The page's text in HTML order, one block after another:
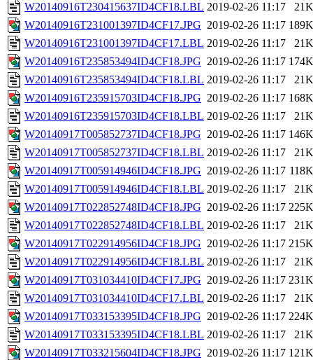
W20140916T230415637ID4CF18.LBL 2019-02-26 11:17
21K
W20140916T231001397ID4CF17.JPG 2019-02-26 11:17 189K
W20140916T231001397ID4CF17.LBL 2019-02-26 11:17
21K
W20140916T235853494ID4CF18.JPG 2019-02-26 11:17 174K
W20140916T235853494ID4CF18.LBL 2019-02-26 11:17
21K
W20140916T235915703ID4CF18.JPG 2019-02-26 11:17 168K
W20140916T235915703ID4CF18.LBL 2019-02-26 11:17
21K
W20140917T005852737ID4CF18.JPG 2019-02-26 11:17 146K
W20140917T005852737ID4CF18.LBL 2019-02-26 11:17
21K
W20140917T005914946ID4CF18.JPG 2019-02-26 11:17 118K
W20140917T005914946ID4CF18.LBL 2019-02-26 11:17
21K
W20140917T022852748ID4CF18.JPG 2019-02-26 11:17 225K
W20140917T022852748ID4CF18.LBL 2019-02-26 11:17
21K
W20140917T022914956ID4CF18.JPG 2019-02-26 11:17 215K
W20140917T022914956ID4CF18.LBL 2019-02-26 11:17
21K
W20140917T031034410ID4CF17.JPG 2019-02-26 11:17 231K
W20140917T031034410ID4CF17.LBL 2019-02-26 11:17
21K
W20140917T033153395ID4CF18.JPG 2019-02-26 11:17 224K
W20140917T033153395ID4CF18.LBL 2019-02-26 11:17
21K
W20140917T033215604ID4CF18.JPG 2019-02-26 11:17 121K